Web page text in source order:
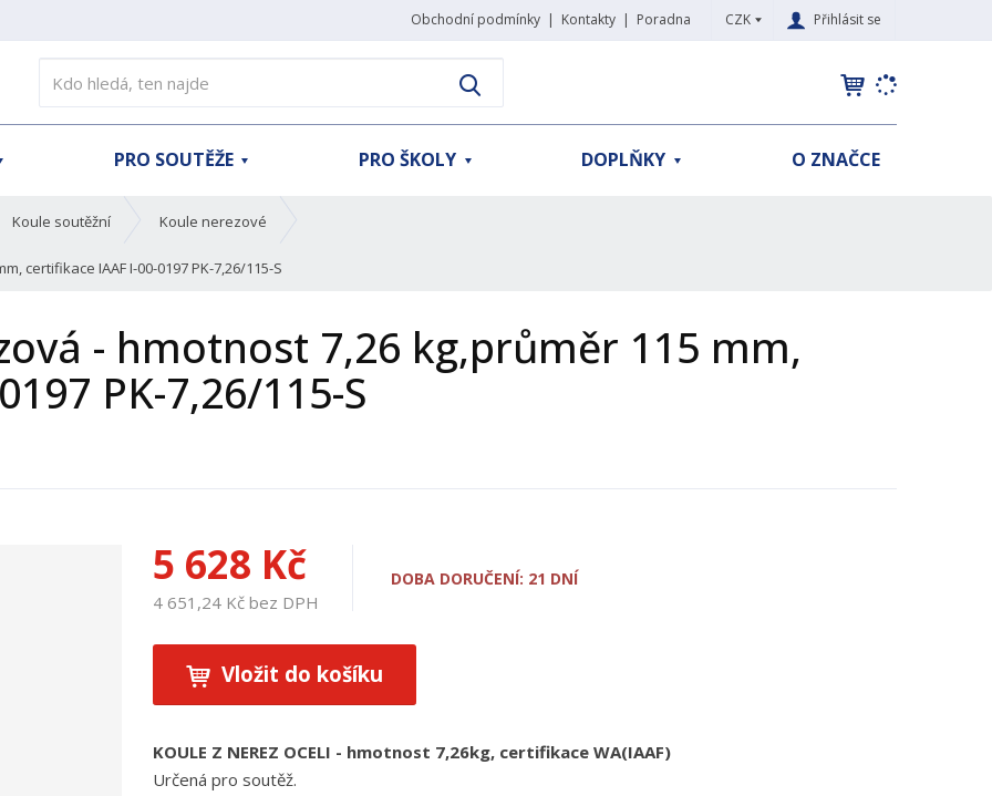
Obchodní podmínky Kontakty Poradna CZK Přihlásit se
n
n
PRO SOUTĚŽE PRO ŠKOLY DOPLŇKY O ZNAČCE
Koule soutěžní Koule nerezové
certifikace IAAF I-00-0197 PK-7,26/115-S
- hmotnost 7,26 kg,průměr 115 mm,
PK-7,26/115-S
5 628 Kč
4 651,24 Kč bez DPH
DOBA DORUČENÍ: 21 DNÍ
Vložit do košíku
KOULE Z NEREZ OCELI - hmotnost 7,26kg, certifikace WA(IAAF)
Určená pro soutěž.